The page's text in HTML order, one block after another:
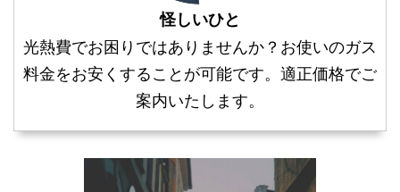
怪しいひと
光熱費でお困りではありませんか？お使いのガス
料金をお安くすることが可能です。適正価格でご
案内いたします。